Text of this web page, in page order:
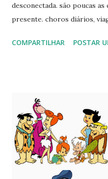
desconectada. são poucas
presente. choros diários,
(como agora). não faço
fim de semana e me
planos mentais e crio um
desfaço da imagem logo
do que antes, mas ainda
haver cores como antes,
dias nublados: claro o
COMPARTILHAR POSTAR